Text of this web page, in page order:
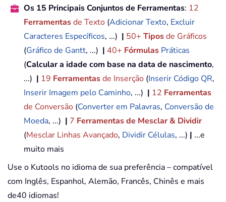
Os 15 Principais Conjuntos de Ferramentas: 12
Ferramentasde Texto (Adicionar Texto, Excluir
Caracteres Específicos, ...) | 50+ Tiposde Gráficos
(Gráfico de Gantt, ...) | 40+ Fórmulas Práticas
(Calcular a idade com base na data de nascimento,
...) | 19 Ferramentasde Inserção (Inserir Código QR,
Inserir Imagem pelo Caminho, ...) | 12 Ferramentas
de Conversão (Converter em Palavras, Conversão de
Moeda, ...) | 7 Ferramentas de Mesclar & Dividir
(Mesclar Linhas Avançado, Dividir Células, ...) | ...e
muito mais
Use o Kutools no idioma de sua preferência – compatível
com Inglês, Espanhol, Alemão, Francês, Chinês e mais
de40 idiomas!